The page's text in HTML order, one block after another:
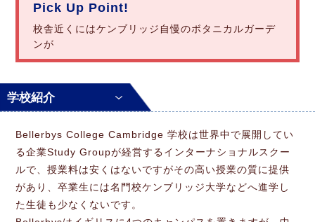
Pick Up Point!
校舎近くにはケンブリッジ自慢のボタニカルガーデ
ンが
学校紹介
Bellerbys College Cambridge 学校は世界中で展開してい
る企業Study Groupが経営するインターナショナルスクー
ルで、授業料は安くはないですがその高い授業の質に提供
があり、卒業生には名門校ケンブリッジ大学などへ進学し
た生徒も少なくないです。